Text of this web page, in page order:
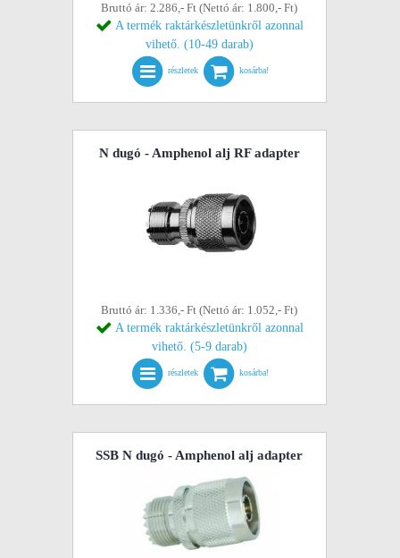
Bruttó ár: 2.286,- Ft (Nettó ár: 1.800,- Ft)
A termék raktárkészletünkről azonnal
vihető. (10-49 darab)
részletek kosárba!
N dugó - Amphenol alj RF adapter
Bruttó ár: 1.336,- Ft (Nettó ár: 1.052,- Ft)
A termék raktárkészletünkről azonnal
vihető. (5-9 darab)
részletek kosárba!
SSB N dugó - Amphenol alj adapter